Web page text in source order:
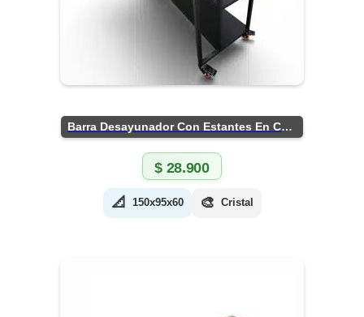
Barra Desayunador Con Estantes En Chapa
$28.900
📐 150x95x60 🎨 Cristal